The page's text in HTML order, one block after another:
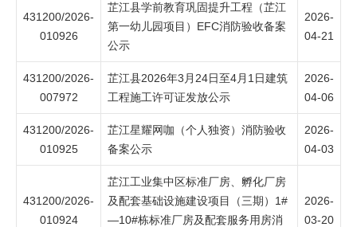
431200/2026-
010926
芷江县学前教育巩固提升工程（芷江
第一幼儿园项目）EFC消防验收备案
公示
2026-
04-21
431200/2026-
007972
芷江县2026年3月24日至4月1日建筑
工程施工许可证发放公示
2026-
04-06
431200/2026-
010925
芷江星耀网咖（个人独资）消防验收
备案公示
2026-
04-03
431200/2026-
010924
芷江工业集中区标准厂房、孵化厂房
及配套基础设施建设项目（三期）1#
—10#栋标准厂房及配套服务用房消
2026-
03-20